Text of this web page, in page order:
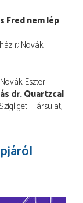
Fred nem lép
r.: Novák
Eszter
dr. Quartzcal
Társulat,